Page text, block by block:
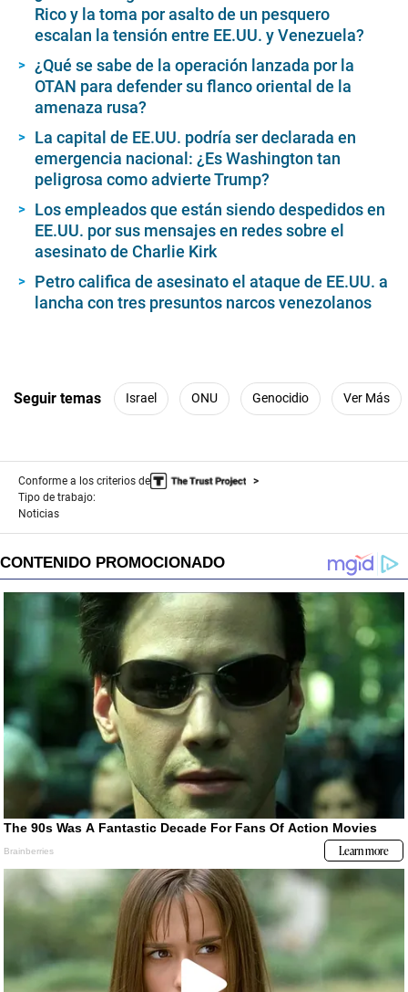
Rico y la toma por asalto de un pesquero
escalan la tensión entre EE.UU. y Venezuela?
¿Qué se sabe de la operación lanzada por la
OTAN para defender su flanco oriental de la
amenaza rusa?
La capital de EE.UU. podría ser declarada en
emergencia nacional: ¿Es Washington tan
peligrosa como advierte Trump?
Los empleados que están siendo despedidos en
EE.UU. por sus mensajes en redes sobre el
asesinato de Charlie Kirk
Petro califica de asesinato el ataque de EE.UU. a
lancha con tres presuntos narcos venezolanos
Seguir temas Israel ONU Genocidio Ver Más
Conforme a los criterios de
Tipo de trabajo:
Noticias